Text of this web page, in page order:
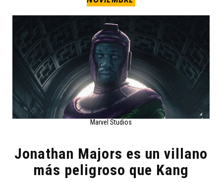
Marvel Studios
Jonathan Majors es un villano
más peligroso que Kang